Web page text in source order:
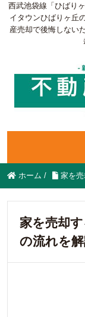
西武池袋線「ひばり
イタウンひばりヶ丘
産売却で後悔しない
ホーム / 家を
家を売却
の流れを